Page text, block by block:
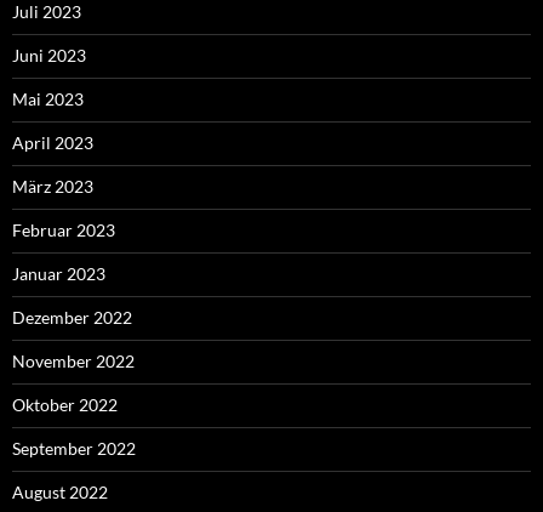
Juli 2023
Juni 2023
Mai 2023
April 2023
März 2023
Februar 2023
Januar 2023
Dezember 2022
November 2022
Oktober 2022
September 2022
August 2022